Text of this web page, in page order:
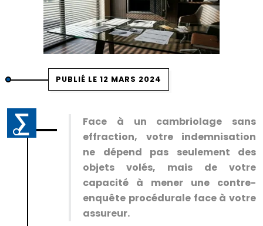
PUBLIÉ LE 12 MARS 2024
Face à un cambriolage sans
effraction, votre indemnisation
ne dépend pas seulement des
objets volés, mais de votre
capacité à mener une contre-
enquête procédurale face à votre
assureur.